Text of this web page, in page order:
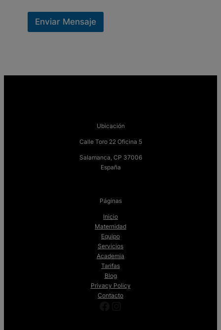
Enviar Mensaje
Ubicación
Calle Toro 22 Oficina 5
Salamanca, CP 37006
España
Páginas
Inicio
Maternidad
Equipo
Servicios
Academia
Tarifas
Blog
Privacy Policy
Contacto